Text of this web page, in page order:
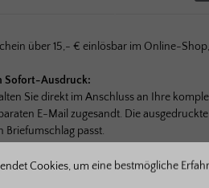
über 15,- € einlösbar im Online-
Sofort-Ausdruck:
Sie direkt im Anschluss an Ihre
E-Mail zugesandt. Die
Briefumschlag passt.
Cookies, um eine bestmögliche